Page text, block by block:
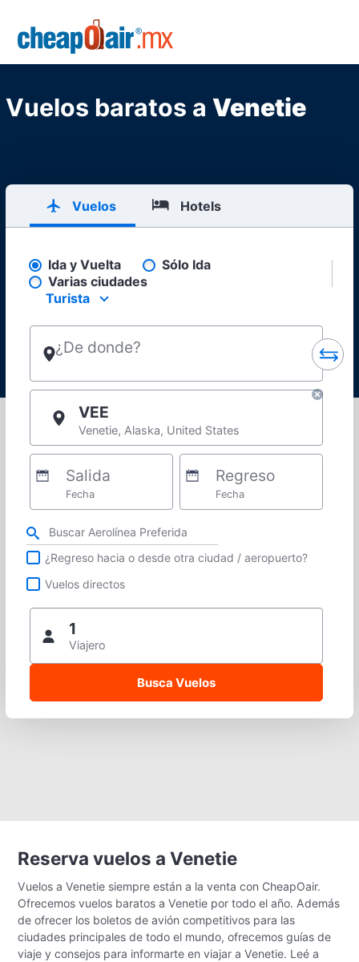
Skip to main content
Vuelos baratos a Venetie
Vuelos Hotels
Pick your flight type
Ida y Vuelta
Sólo Ida
Varias ciudades
Select your preferred seating class.
Turista
¿De donde?
VEE
Venetie, Alaska, United States
Salida
Fecha
Regreso
Fecha
Refina tu búsqueda por aerolínea, ciudad o aeropuerto o vuelos directos
¿Regreso hacia o desde otra ciudad / aeropuerto?
Vuelos directos
1
Viajero
Reserva vuelos a Venetie
Vuelos a Venetie siempre están a la venta con CheapOair.
Ofrecemos vuelos baratos a Venetie por todo el año. Además
de ofrecer los boletos de avión competitivos para las
ciudades principales de todo el mundo, ofrecemos guías de
viaje y consejos para informarte en viajar a Venetie. Leé a